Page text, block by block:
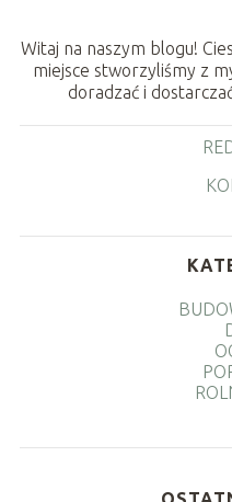
Witaj na naszym blogu!
miejsce stworzyliśmy z
doradzać i